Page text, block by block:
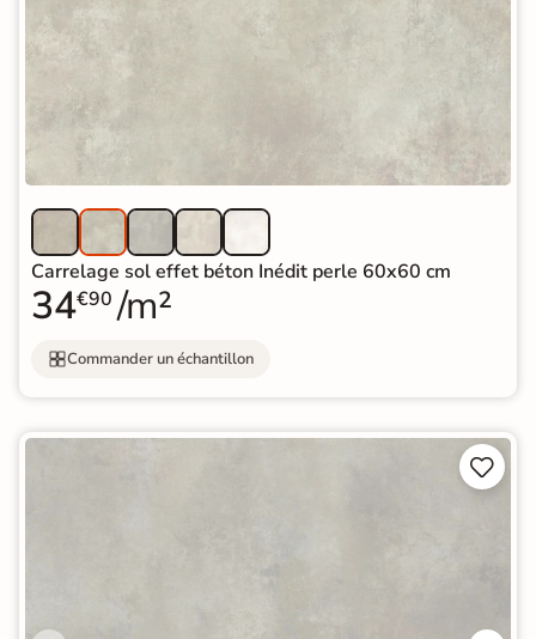
Carrelage sol effet béton Inédit perle 60x60 cm
34€90 /m²
Commander un échantillon

